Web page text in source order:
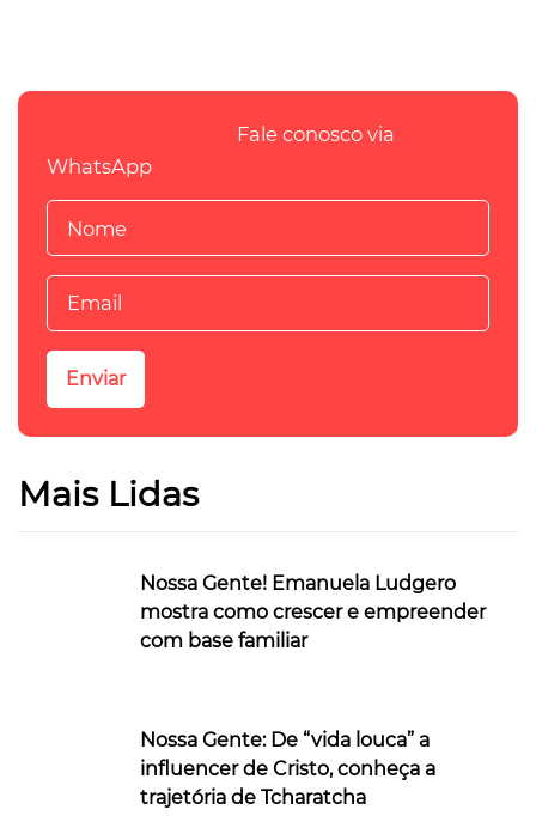
Fale conosco via
WhatsApp
Mais Lidas
Nossa Gente! Emanuela Ludgero
mostra como crescer e empreender
com base familiar
Nossa Gente: De “vida louca” a
influencer de Cristo, conheça a
trajetória de Tcharatcha